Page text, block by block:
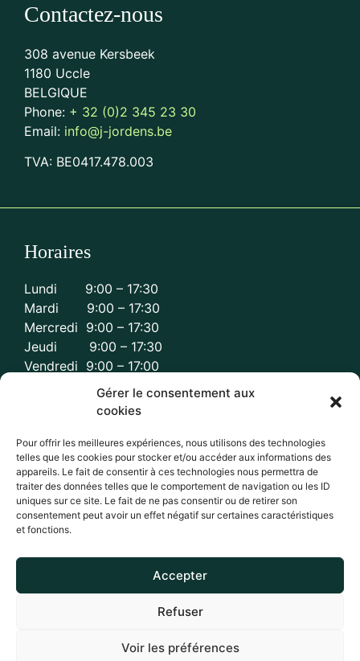
Gérer le consentement aux
cookies
Pour offrir les meilleures expériences, nous utilisons des technologies
telles que les cookies pour stocker et/ou accéder aux informations des
appareils. Le fait de consentir à ces technologies nous permettra de
traiter des données telles que le comportement de navigation ou les ID
uniques sur ce site. Le fait de ne pas consentir ou de retirer son
consentement peut avoir un effet négatif sur certaines caractéristiques
et fonctions.
Accepter
Refuser
Voir les préférences
Contactez-nous
308 avenue Kersbeek
1180 Uccle
BELGIQUE
Phone: + 32 (0)2 345 23 30
Email: info@j-jordens.be
TVA: BE0417.478.003
Horaires
Lundi 9:00 – 17:30
Mardi 9:00 – 17:30
Mercredi 9:00 – 17:30
Jeudi 9:00 – 17:30
Vendredi 9:00 – 17:00
Réseaux sociaux